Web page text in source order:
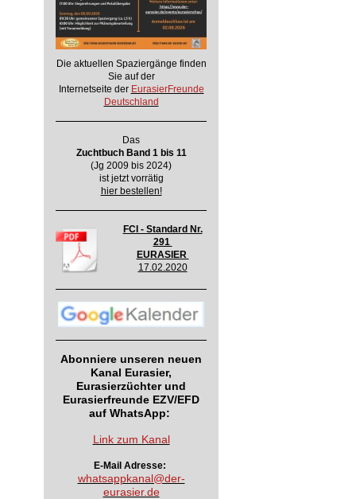
Die aktuellen Spaziergänge finden
Sie auf der
Internetseite der EurasierFreunde
Deutschland
Das
Zuchtbuch Band 1 bis 11
(Jg 2009 bis 2024)
ist jetzt vorrätig
hier bestellen!
FCI - Standard Nr.
291
EURASIER
17.02.2020
Abonniere unseren neuen
Kanal Eurasier,
Eurasierzüchter und
Eurasierfreunde EZV/EFD
auf WhatsApp:
Link zum Kanal
E-Mail Adresse:
whatsappkanal@der-
eurasier.de